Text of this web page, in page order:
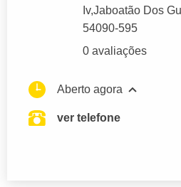
Iv,Jaboatão Dos
54090-595
0 avaliações
Aberto agora
ver telefone